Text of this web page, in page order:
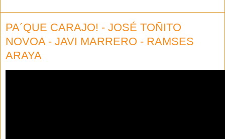
PA´QUE CARAJO! - JOSÉ TOÑITO
NOVOA - JAVI MARRERO - RAMSES
ARAYA